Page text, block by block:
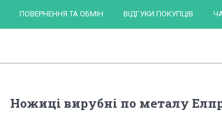
ПОВЕРНЕННЯ ТА ОБМІН ВІДГУКИ ПОКУПЦІВ
Ножиці вирубні по металу